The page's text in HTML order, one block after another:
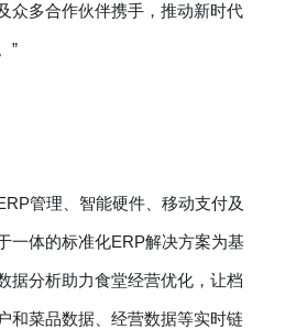
众多合作伙伴携手，推动新时代
”
管理、智能硬件、移动支付及
一体的标准化ERP解决方案为基
据分析助力食堂经营优化，让档
和菜品数据、经营数据等实时链